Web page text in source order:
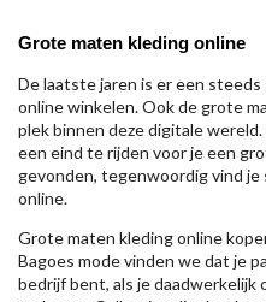
Grote maten kleding online
De laatste jaren is er een
online winkelen. Ook de grote
plek binnen deze digitale
een eind te rijden voor je een
gevonden, tegenwoordig vind
online.
Grote maten kleding online
Bagoes mode vinden we dat je
bedrijf bent, als je